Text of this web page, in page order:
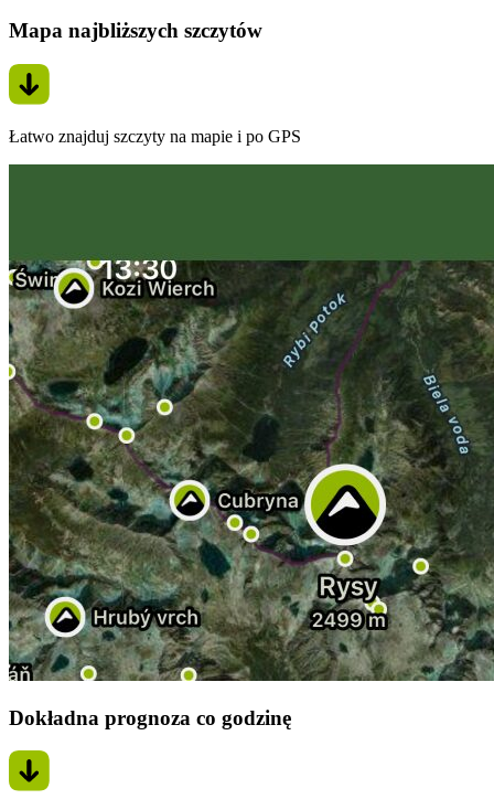
Mapa najbliższych szczytów
Łatwo znajduj szczyty na mapie i po GPS
Dokładna prognoza co godzinę